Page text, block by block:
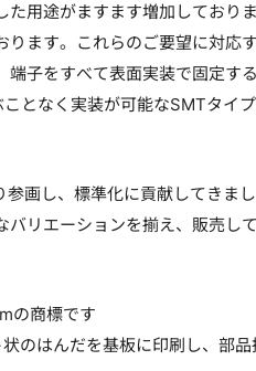
用途がますます増加してお
ます。これらのご要望に対応
子をすべて表面実装で固定
となく実装が可能なSMTタイ
画し、標準化に貢献してきま
リエーションを揃え、販売し
の商標です
はんだを基板に印刷し、部